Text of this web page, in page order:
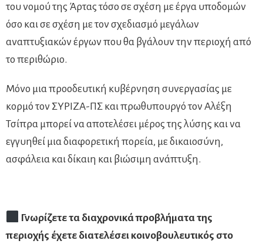
του νομού της Άρτας τόσο σε σχέση με έργα υποδομών
όσο και σε σχέση με τον σχεδιασμό μεγάλων
αναπτυξιακών έργων που θα βγάλουν την περιοχή από
το περιθώριο.
Μόνο μια προοδευτική κυβέρνηση συνεργασίας με
κορμό τον ΣΥΡΙΖΑ-ΠΣ και πρωθυπουργό τον Αλέξη
Τσίπρα μπορεί να αποτελέσει μέρος της λύσης και να
εγγυηθεί μια διαφορετική πορεία, με δικαιοσύνη,
ασφάλεια και δίκαιη και βιώσιμη ανάπτυξη.
Γνωρίζετε τα διαχρονικά προβλήματα της
περιοχής έχετε διατελέσει κοινοβουλευτικός στο